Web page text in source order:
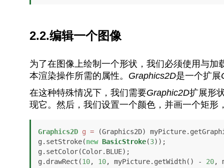
2.2.编辑一个图像
为了在图像上绘制一个形状，我们必须使用与加
本渲染操作所需的属性。 Graphics2D是一个扩展
在这种特殊情况下，我们需要Graphic2D扩展形
现它。然后，我们设置一个颜色，并画一个矩形
Graphics2D g = (Graphics2D)
g.setStroke(new BasicStroke(3));
g.setColor(Color.BLUE);
g.drawRect(10, 10, myPicture.getWidth() - 20,